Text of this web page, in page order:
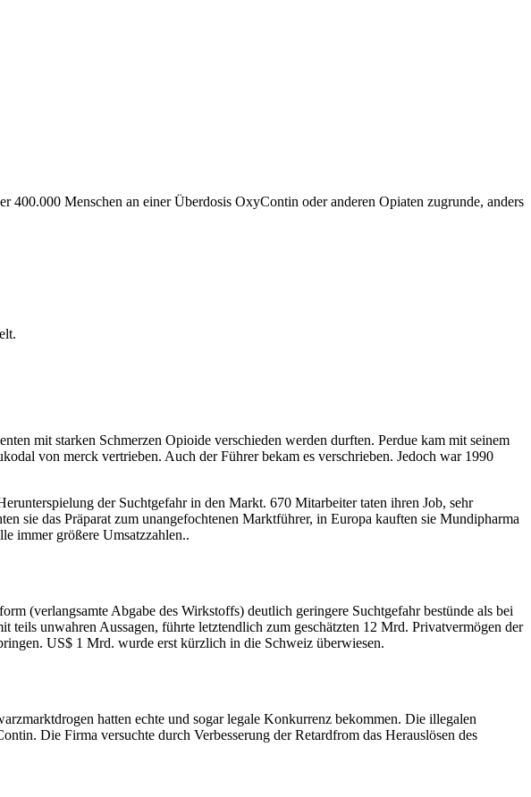
Menschen an einer Überdosis OxyContin oder anderen Opiaten zugrunde, anders
mit starken Schmerzen Opioide verschieden werden durften. Perdue kam mit seinem
von merck vertrieben. Auch der Führer bekam es verschrieben. Jedoch war 1990
der Suchtgefahr in den Markt. 670 Mitarbeiter taten ihren Job, sehr
sie das Präparat zum unangefochtenen Marktführer, in Europa kauften sie Mundipharma
immer größere Umsatzzahlen..
(verlangsamte Abgabe des Wirkstoffs) deutlich geringere Suchtgefahr bestünde als bei
teils unwahren Aussagen, führte letztendlich zum geschätzten 12 Mrd. Privatvermögen der
US$ 1 Mrd. wurde erst kürzlich in die Schweiz überwiesen.
hatten echte und sogar legale Konkurrenz bekommen. Die illegalen
Die Firma versuchte durch Verbesserung der Retardfrom das Herauslösen des